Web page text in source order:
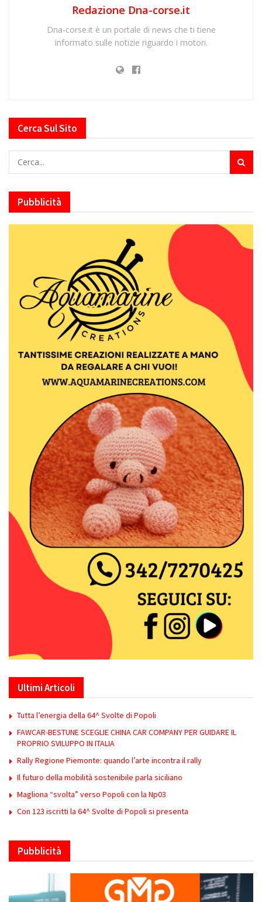
Redazione Dna-corse.it
Dna-corse.it è un portale di news che ti tiene
informato sulle notizie riguardo i motori.
Cerca Sul Sito
Pubblicità
Ultimi Articoli
Tutta l’energia della 64^ Svolte di Popoli
FAWCAR-BESTUNE SCEGLIE CHINA CAR COMPANY PER GUIDARE IL
PROPRIO SVILUPPO IN ITALIA
Rally Regione Piemonte: quando l’arte incontra il rally
Il futuro della mobilità sostenibile parla siciliano
Magliona “svolta” verso Popoli con la Np03
Con 123 iscritti la 64^ Svolte di Popoli si presenta
Pubblicità